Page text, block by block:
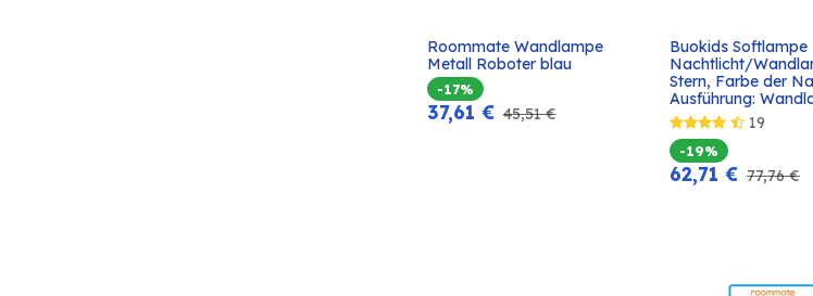
In den
Roommate Wandlampe
Metall Roboter blau
-17%
37,61 € 45,51€
In den
Buokids Softlampe
Nachtlicht/
Stern, Farbe der
Ausführung:
19
-19%
62,71 € 77,76€